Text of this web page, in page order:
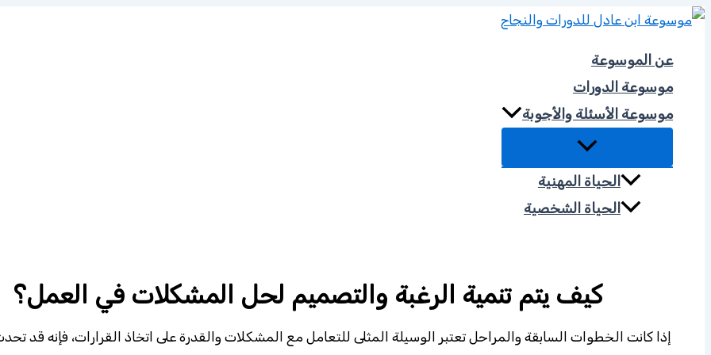
تخطي
المحتوى
عن الموسوعة
موسوعة الدورات
موسوعة الأسئلة والأجوبة
الحياة المهنية
الحياة الشخصية
كيف يتم تنمية الرغبة والتصميم لحل المشكلات في العمل؟
إذا كانت الخطوات السابقة والمراحل تعتبر الوسيلة المثلى للتعامل مع المشكلات والقدرة على اتخاذ القرارات، فإنه قد